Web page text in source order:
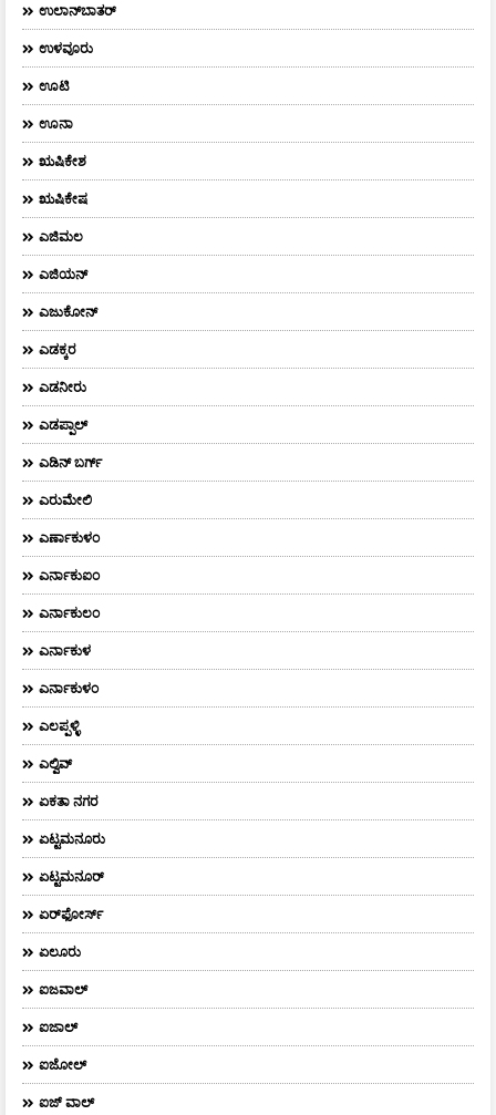
ಉಲಾನ್‌ಬಾತರ್
ಉಳವೂರು
ಊಟಿ
ಊನಾ
ಋಷಿಕೇಶ
ಋಷಿಕೇಷ
ಎಜಿಮಲ
ಎಜಿಯನ್
ಎಜುಕೋನ್
ಎಡಕ್ಕರ
ಎಡನೀರು
ಎಡಪ್ಪಾಲ್
ಎಡಿನ್ ಬರ್ಗ್
ಎರುಮೇಲಿ
ಎರ್ಣಾಕುಳಂ
ಎರ್ನಾಕುಐಂ
ಎರ್ನಾಕುಲಂ
ಎರ್ನಾಕುಳ
ಎರ್ನಾಕುಳಂ
ಎಲಪ್ಪಳ್ಳಿ
ಎಲ್ವಿವ್
ಏಕತಾ ನಗರ
ಏಟ್ಟಮನೂರು
ಏಟ್ಟಮನೂರ್
ಏರ್‌ಫೋರ್ಸ್‌
ಏಲೂರು
ಐಜವಾಲ್
ಐಜಾಲ್
ಐಜೋಲ್
ಐಜ್ ವಾಲ್